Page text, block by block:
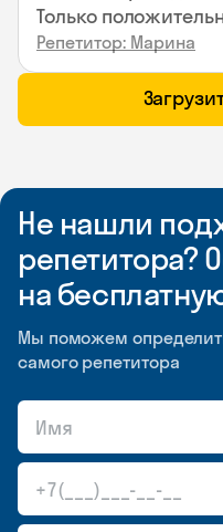
Только
Репетитор: Марина
Не нашли
репетитора?
на
Мы поможем
самого репетитора